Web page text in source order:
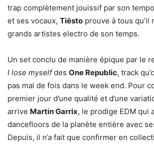
trap complètement jouissif par son
et ses vocaux, Tiësto prouve à tous qu’il
grands artistes electro de son temps.
Un set conclu de manière épique par le
I lose myselfdes One Republic, track
pas mal de fois dans le week end. Pour
premier jour d’une qualité et d’une
arrive Martin Garrix, le prodige EDM qui
dancefloors de la planète entière avec
Depuis, il n’a fait que confirmer en